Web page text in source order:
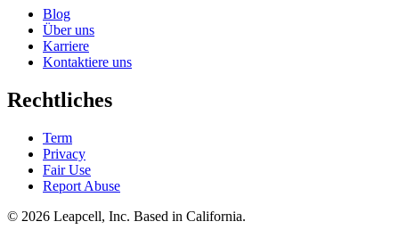
Blog
Über uns
Karriere
Kontaktiere uns
Rechtliches
Term
Privacy
Fair Use
Report Abuse
© 2026 Leapcell, Inc. Based in California.